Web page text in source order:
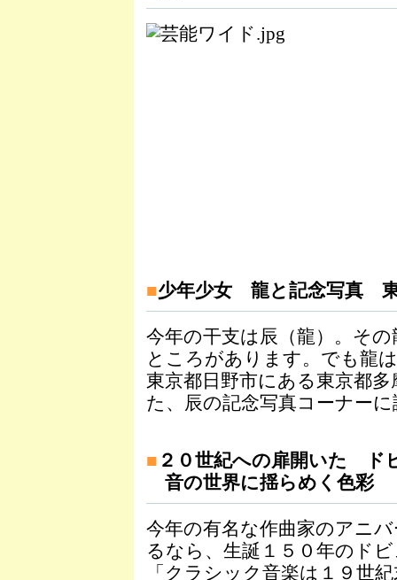
■少年少女 龍と記念写真
今年の干支は辰（龍）。そ
ところがあります。でも龍
東京都日野市にある東京都
た、辰の記念写真コーナー
■ ２０世紀への扉開いた ド
音の世界に揺らめく色彩
今年の有名な作曲家のアニ
るなら、生誕１５０年のド
「クラシック音楽は１９世